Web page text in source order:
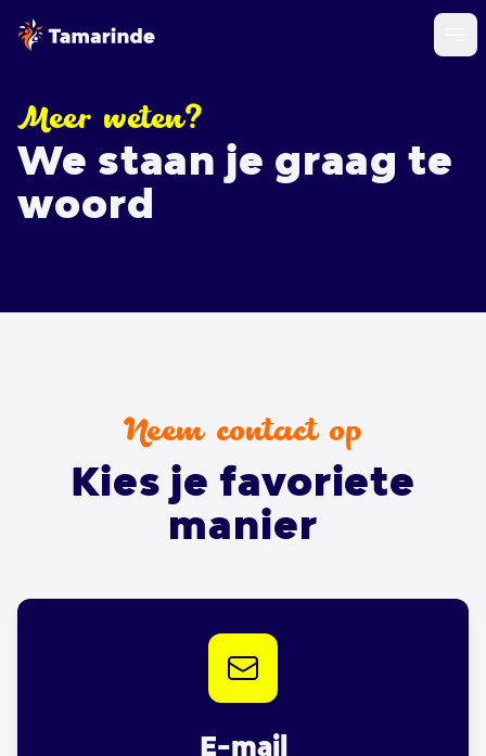
Meer weten?
We staan je graag te
woord
Neem contact op
Kies je favoriete
manier
E-mail